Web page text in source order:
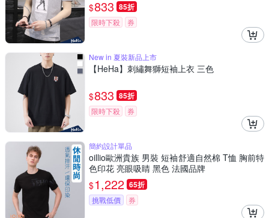
$833 85折
限時下殺 券
New in 夏裝新品上市
【HeHa】刺繡舞獅短袖上衣 三色
$833 85折
限時下殺 券
簡約設計單品
oillio歐洲貴族 男裝 短袖舒適自然棉 T恤 胸前特
色印花 亮眼吸睛 黑色 法國品牌
$1,222 65折
挑戰低價 券